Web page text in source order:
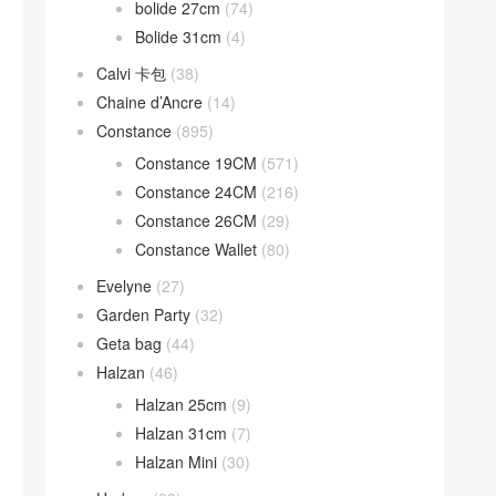
bolide 27cm (74)
Bolide 31cm (4)
Calvi 卡包 (38)
Chaine d’Ancre (14)
Constance (895)
Constance 19CM (571)
Constance 24CM (216)
Constance 26CM (29)
Constance Wallet (80)
Evelyne (27)
Garden Party (32)
Geta bag (44)
Halzan (46)
Halzan 25cm (9)
Halzan 31cm (7)
Halzan Mini (30)